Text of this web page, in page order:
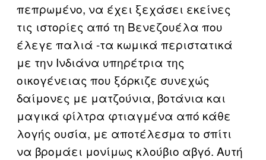
πεπρωμένο, να έχει ξεχάσει εκείνες
τις ιστορίες από τη Βενεζουέλα που
έλεγε παλιά -τα κωμικά περιστατικά
με την Ινδιάνα υπηρέτρια της
οικογένειας που ξόρκιζε συνεχώς
δαίμονες με ματζούνια, βοτάνια και
μαγικά φίλτρα φτιαγμένα από κάθε
λογής ουσία, με αποτέλεσμα το σπίτι
να βρομάει μονίμως κλούβιο αβγό. Αυτή